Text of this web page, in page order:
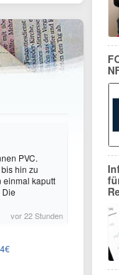
PVC.
hin zu
einmal kaputt
vor 22 Stunden